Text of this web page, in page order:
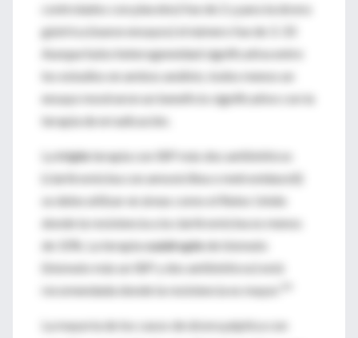
controlados con placebo) fue de 2 y para la úlcera
gástrica (nueve ensayos) el número fue de 3. 33
Aunque hubo heterogeneidad significativa entre
los estudios en ambos análisis, todos menos un
ensayo mostraron un beneficio significativo con la
terapia de erradicación.
Latripleterapia con IBP más dos antibióticos
(claritromicina con amoxicilina o metronidazol))
se debe utilizar en áreas como el Reino Unido
donde la resistencia a la claritromicina es menos
de 10%. La terapiacuádruplede bismuto
(bismuto más un IBP y dos antibióticos) está
recomendada donde la resistencia es mayor.
La mayoría de los casos de úlcera péptica con